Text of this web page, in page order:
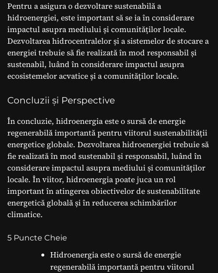
Pentru a asigura o dezvoltare sustenabilă a
hidroenergiei, este important să se ia în considerare
impactul asupra mediului și comunităților locale.
Dezvoltarea hidrocentralelor și a sistemelor de stocare a
energiei trebuie să fie realizată în mod responsabil și
sustenabil, luând în considerare impactul asupra
ecosistemelor acvatice și a comunităților locale.
Concluzii și Perspective
În concluzie, hidroenergia este o sursă de energie
regenerabilă importantă pentru viitorul sustenabilității
energetice globale. Dezvoltarea hidroenergiei trebuie să
fie realizată în mod sustenabil și responsabil, luând în
considerare impactul asupra mediului și comunităților
locale. În viitor, hidroenergia poate juca un rol
important în atingerea obiectivelor de sustenabilitate
energetică globală și în reducerea schimbărilor
climatice.
5 Puncte Cheie
Hidroenergia este o sursă de energie
regenerabilă importantă pentru viitorul